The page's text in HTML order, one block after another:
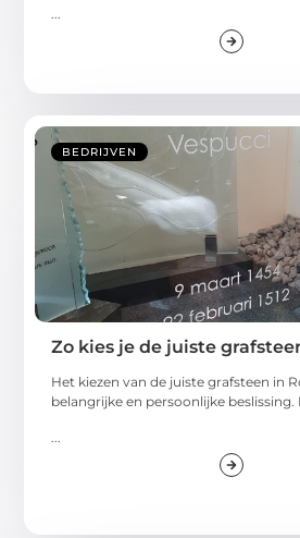
...
BEDRIJVEN
Zo kies je de juiste
Het kiezen van de juiste grafsteen in
belangrijke en persoonlijke beslissing.